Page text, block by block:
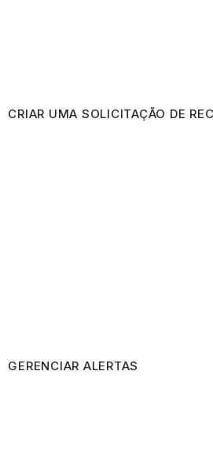
CRIAR UMA SOLICITAÇÃO DE
GERENCIAR ALERTAS